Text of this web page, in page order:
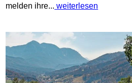
melden ihre... weiterlesen